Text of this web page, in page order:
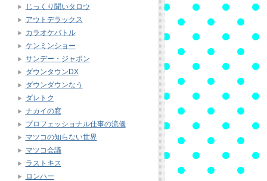
じっくり聞いタロウ
アウトデラックス
カラオケバトル
ケンミンショー
サンデー・ジャポン
ダウンタウンDX
ダウンダウンなう
ダレトク
ナカイの窓
プロフェッショナル仕事の流儀
マツコの知らない世界
マツコ会議
ラストキス
ロンハー